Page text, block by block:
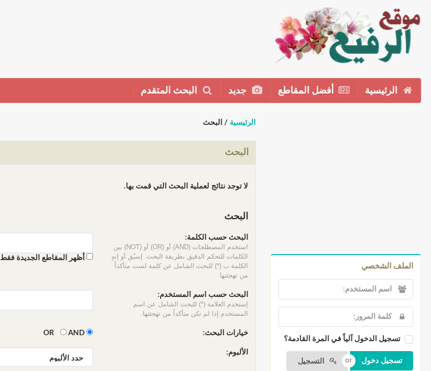
الرئيسية أفضل المقاطع جديد البحث المتقدم
الملف الشخصي
تسجيل الدخول آلياً في المرة القادمة؟
التسجيل
الرئيسية / البحث
البحث
لا توجد نتائج لعملية البحث التي قمت بها.
البحث
البحث حسب الكلمة:
استخدم المصطلحات (AND) أو (OR) أو (NOT) بين
الكلمات للتحكم الدقيق بطريقة البحث. إسبُق أو إنهٍ
الكلمة ب (*) للبحث الشامل عن كلمة لست متأكداً
من تهجئتها
أظهر المقاطع الجديدة فقط
البحث حسب اسم المستخدم:
إستخدم العلامة (*) للبحث الشامل عن اسم
المستخدم إذا لم تكن متأكداً من تهجئتها.
خيارات البحث: OR
AND
الألبوم: